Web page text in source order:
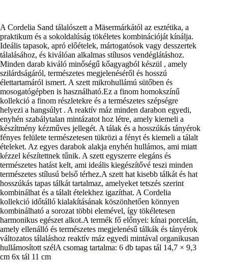
A Cordelia Sand tálalószett a Mäsermárkától az esztétika, a
praktikum és a sokoldalúság tökéletes kombinációját kínálja.
Ideális tapasok, apró előételek, mártogatósok vagy desszertek
tálalásához, és kiválóan alkalmas stílusos vendéglátáshoz.
Minden darab kiváló minőségű kőagyagból készül , amely
szilárdságáról, természetes megjelenéséről és hosszú
élettartamáról ismert. A szett mikrohullámú sütőben és
mosogatógépben is használható.Ez a finom homokszínű
kollekció a finom részletekre és a természetes szépségre
helyezi a hangsúlyt . A reaktív máz minden darabon egyedi,
enyhén szabálytalan mintázatot hoz létre, amely kiemeli a
készítmény kézműves jellegét. A tálak és a hosszúkás tányérok
fényes felülete természetesen tükrözi a fényt és kiemeli a tálalt
ételeket. Az egyes darabok alakja enyhén hullámos, ami miatt
kézzel készítettnek tűnik. A szett egyszerre elegáns és
természetes hatást kelt, ami ideális kiegészítővé teszi minden
természetes stílusú belső térhez.A szett hat kisebb tálkát és hat
hosszúkás tapas tálkát tartalmaz, amelyeket tetszés szerint
kombinálhat és a tálalt ételekhez igazíthat. A Cordelia
kollekció időtálló kialakításának köszönhetően könnyen
kombinálható a sorozat többi elemével, így tökéletesen
harmonikus egészet alkot.A termék fő előnyei: kínai porcelán,
amely ellenálló és természetes megjelenésű tálkák és tányérok
változatos tálaláshoz reaktív máz egyedi mintával organikusan
hullámosított szélA csomag tartalma: 6 db tapas tál 14,7 × 9,3
cm 6x tál 11 cm